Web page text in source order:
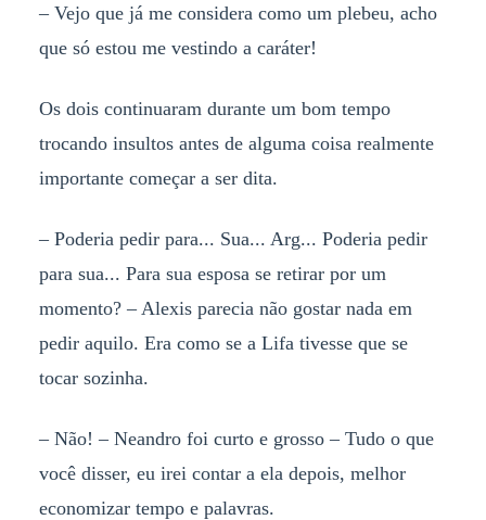
– Vejo que já me considera como um plebeu, acho
que só estou me vestindo a caráter!
Os dois continuaram durante um bom tempo
trocando insultos antes de alguma coisa realmente
importante começar a ser dita.
– Poderia pedir para... Sua... Arg... Poderia pedir
para sua... Para sua esposa se retirar por um
momento? – Alexis parecia não gostar nada em
pedir aquilo. Era como se a Lifa tivesse que se
tocar sozinha.
– Não! – Neandro foi curto e grosso – Tudo o que
você disser, eu irei contar a ela depois, melhor
economizar tempo e palavras.